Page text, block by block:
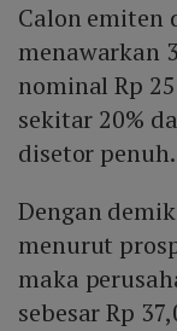
Calon emiten
menawarkan
nominal Rp
sekitar 20%
disetor penuh.
Dengan
menurut
maka
sebesar Rp